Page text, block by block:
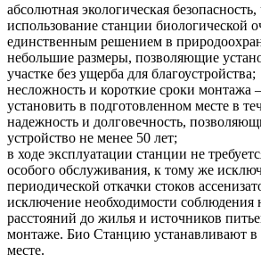
абсолютная экологическая безопасность,
использование станции биологической
единственным решением в
небольшие размеры, позволяющие
участке без ущерба для благоустройства;
несложность и короткие сроки монтажа
установить в подготовленном месте в
надежность и долговечность,
устройство не менее 50 лет;
в ходе эксплуатации станции не
особого обслуживания, к тому же
периодической откачки стоков
исключение необходимости соблюдения
расстояний до жилья и источников
монтаже. Био Станцию устанавливают в
месте.